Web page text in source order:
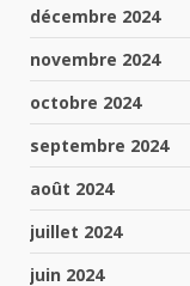
décembre 2024
novembre 2024
octobre 2024
septembre 2024
août 2024
juillet 2024
juin 2024